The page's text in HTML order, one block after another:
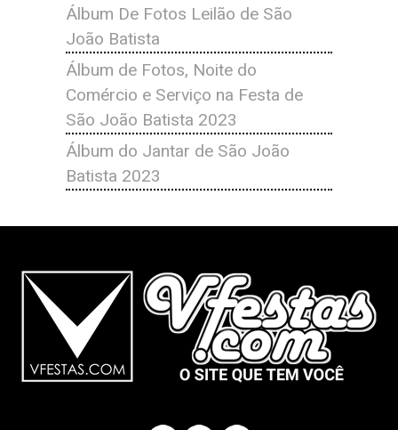
Álbum De Fotos Leilão de São
João Batista
Álbum de Fotos, Noite do
Comércio e Serviço na Festa de
São João Batista 2023
Álbum do Jantar de São João
Batista 2023